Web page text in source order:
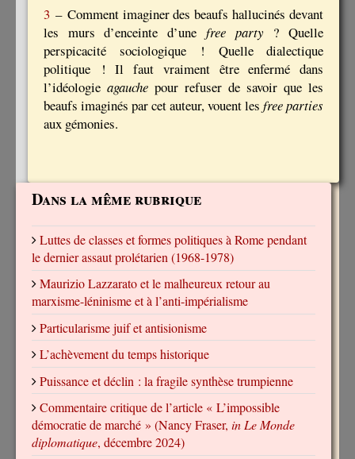
3 – Comment imaginer des beaufs hallucinés devant
les murs d’enceinte d’une free party? Quelle
perspicacité sociologique ! Quelle dialectique
politique ! Il faut vraiment être enfermé dans
l’idéologie agauche pour refuser de savoir que les
beaufs imaginés par cet auteur, vouent les free parties
aux gémonies.
Dans la même rubrique
Luttes de classes et formes politiques à Rome pendant
le dernier assaut prolétarien (1968-1978)
Maurizio Lazzarato et le malheureux retour au
marxisme-léninisme et à l’anti-impérialisme
Particularisme juif et antisionisme
L’achèvement du temps historique
Puissance et déclin : la fragile synthèse trumpienne
Commentaire critique de l’article « L’impossible
démocratie de marché » (Nancy Fraser, in Le Monde
diplomatique, décembre 2024)